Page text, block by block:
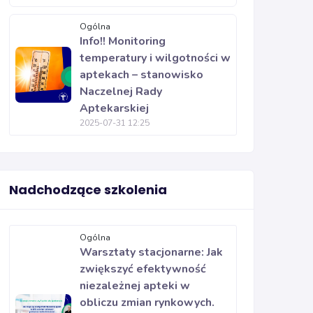
Ogólna
Info!! Monitoring
temperatury i wilgotności w
aptekach – stanowisko
Naczelnej Rady
Aptekarskiej
2025-07-31 12:25
Nadchodzące szkolenia
Ogólna
Warsztaty stacjonarne: Jak
zwiększyć efektywność
niezależnej apteki w
obliczu zmian rynkowych.